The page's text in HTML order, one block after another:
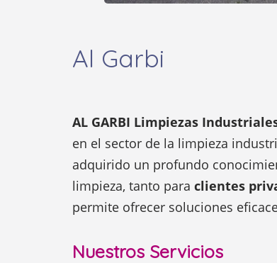
Al Garbi
AL GARBI Limpiezas
en el sector de la limpieza
adquirido un profundo
limpieza, tanto para clientes
permite ofrecer soluciones
Nuestros Servicios